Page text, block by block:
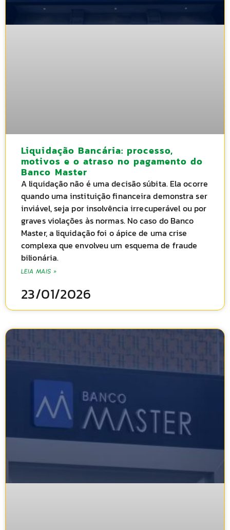
Liquidação Bancária: processo,
motivos e o atraso no pagamento do
Banco Master
A liquidação não é uma decisão súbita. Ela ocorre
quando uma instituição financeira demonstra ser
inviável, seja por insolvência irrecuperável ou por
graves violações às normas. No caso do Banco
Master, a liquidação foi o ápice de uma crise
complexa que envolveu um esquema de fraude
bilionária.
LEIA MAIS »
23/01/2026